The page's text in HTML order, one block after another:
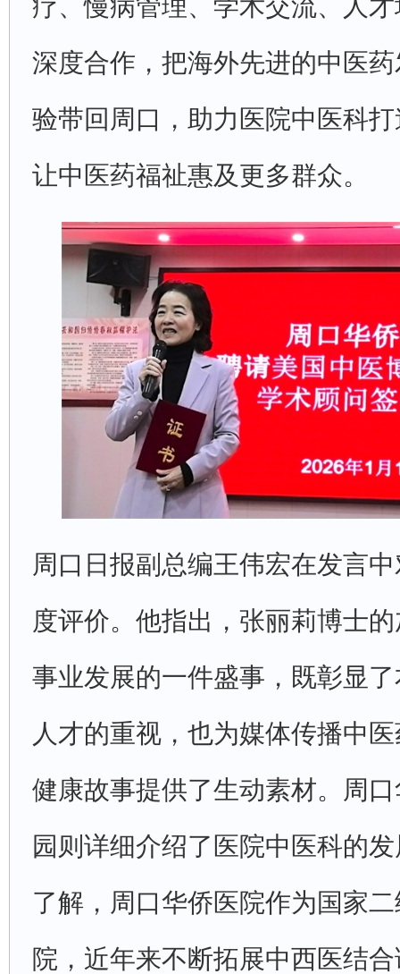
疗、慢病管理、学术交流、人
深度合作，把海外先进的中医
验带回周口，助力医院中医科
让中医药福祉惠及更多群众。
周口日报副总编王伟宏在发言
度评价。他指出，张丽莉博士
事业发展的一件盛事，既彰显
人才的重视，也为媒体传播中
健康故事提供了生动素材。周
园则详细介绍了医院中医科的
了解，周口华侨医院作为国家
院，近年来不断拓展中西医结